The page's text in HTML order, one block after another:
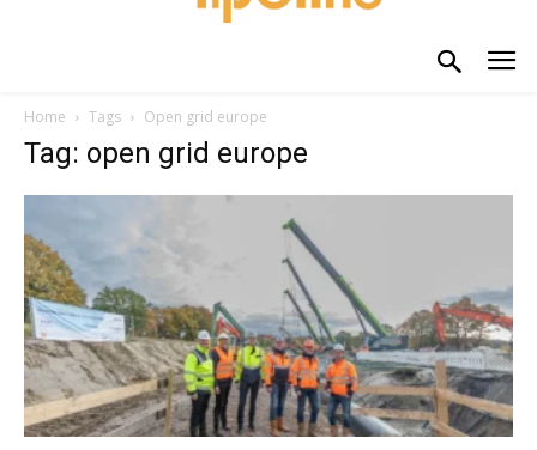
Home Tags Open grid europe
Tag: open grid europe